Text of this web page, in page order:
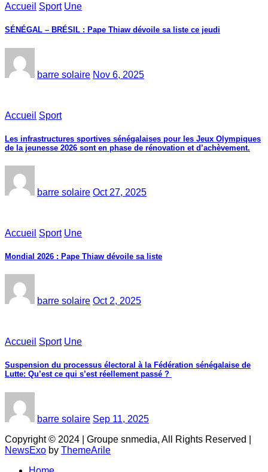
Accueil Sport Une
SÉNÉGAL – BRÉSIL : Pape Thiaw dévoile sa liste ce jeudi
barre solaire Nov 6, 2025
Accueil Sport
Les infrastructures sportives sénégalaises pour les Jeux Olympiques
de la jeunesse 2026 sont en phase de rénovation et d’achèvement.
barre solaire Oct 27, 2025
Accueil Sport Une
Mondial 2026 : Pape Thiaw dévoile sa liste
barre solaire Oct 2, 2025
Accueil Sport Une
‎Suspension du processus électoral à la Fédération sénégalaise de
Lutte: Qu’est ce qui s’est réellement passé ? ‎‎
barre solaire Sep 11, 2025
Copyright © 2024 | Groupe snmedia, All Rights Reserved
NewsExo by ThemeArile